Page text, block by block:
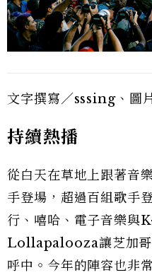
文字撰寫／sssing、圖
持續熱播
從白天在草地上跟著音
手登場，超過百組歌手
行、嘻哈、電子音樂與
Lollapalooza讓芝加哥
呼中。今年的陣容也非